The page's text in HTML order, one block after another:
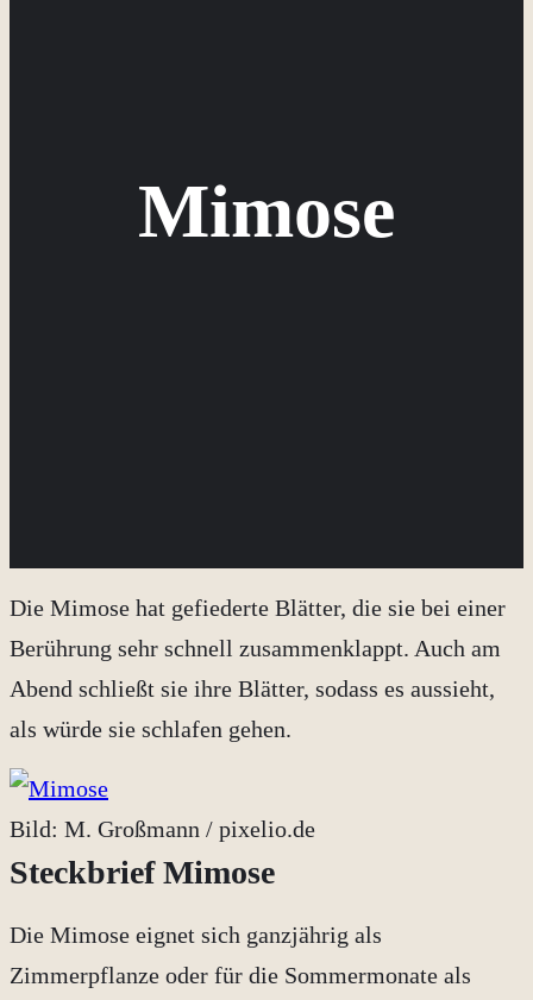
Mimose
Die Mimose hat gefiederte Blätter, die sie bei einer
Berührung sehr schnell zusammenklappt. Auch am
Abend schließt sie ihre Blätter, sodass es aussieht,
als würde sie schlafen gehen.
Bild: M. Großmann / pixelio.de
Steckbrief Mimose
Die Mimose eignet sich ganzjährig als
Zimmerpflanze oder für die Sommermonate als